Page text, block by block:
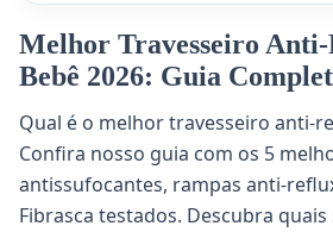
Melhor Travesseiro
Bebê 2026: Guia
Qual é o melhor travesseiro anti-
Confira nosso guia com os 5
antissufocantes, rampas anti-
Fibrasca testados. Descubra